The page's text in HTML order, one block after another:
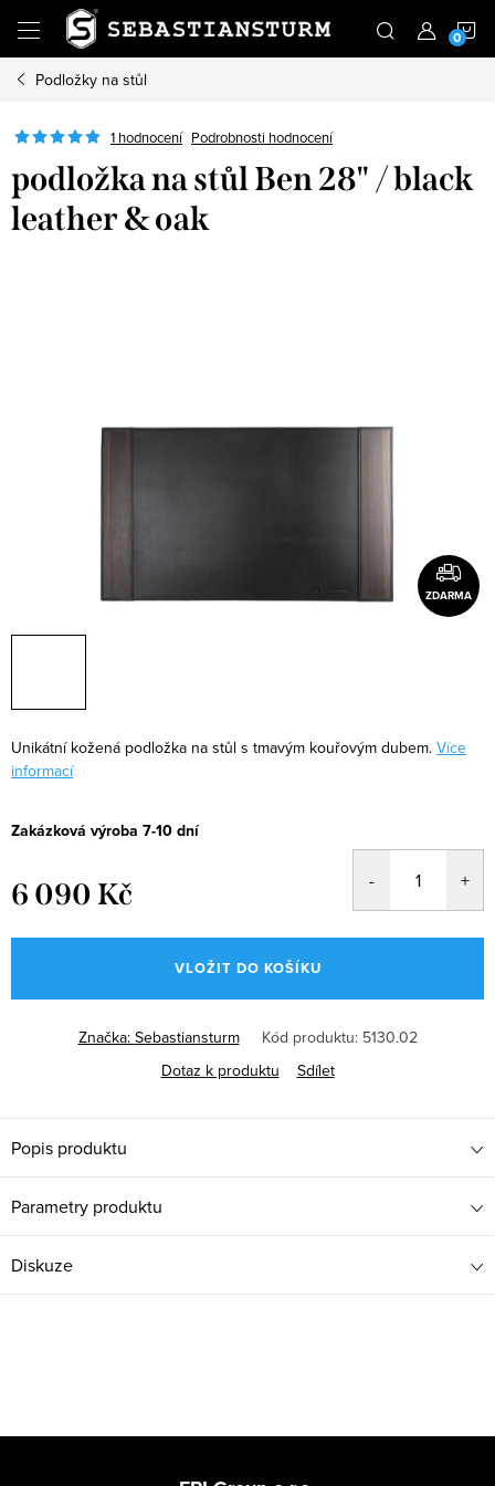
obsah
Podložky na stůl
1 hodnocení Podrobnosti hodnocení
podložka na stůl Ben 28" / black
leather & oak
ZDARMA
Unikátní kožená podložka na stůl s tmavým kouřovým dubem. Více
informací
Zakázková výroba 7-10 dní
6 090 Kč
cena:
VLOŽIT DO KOŠÍKU
Značka: Sebastiansturm Kód produktu: 5130.02
Dotaz k produktu
Sdílet
Popis produktu
Parametry produktu
Diskuze